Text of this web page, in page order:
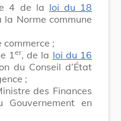
4 de la loi du 18
la Norme commune
commerce ;
1 er, de la loi du 16
du Conseil d’État
;
des Finances
en